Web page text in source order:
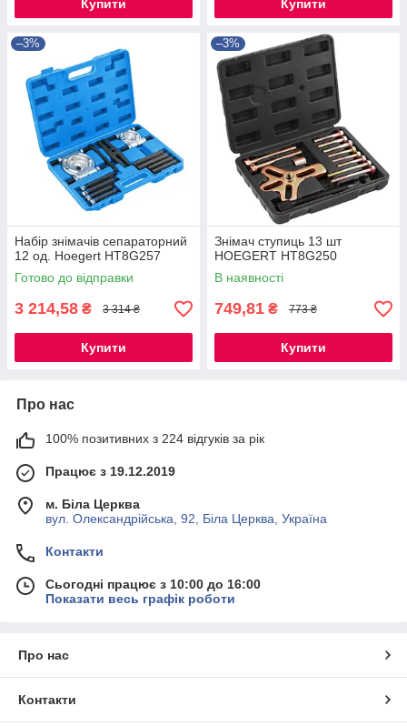
Купити Купити
–3%
Набір знімачів сепараторний
12 од. Hoegert HT8G257
Готово до відправки
3 214,58 ₴ 3 314 ₴
Купити
–3%
Знімач ступиць 13 шт
HOEGERT HT8G250
В наявності
749,81 ₴ 773 ₴
Купити
Про нас
100% позитивних з 224 відгуків за рік
Працює з 19.12.2019
м. Біла Церква
вул. Олександрійська, 92, Біла Церква, Україна
Контакти
Сьогодні працює з 10:00 до 16:00
Показати весь графік роботи
Про нас
Контакти